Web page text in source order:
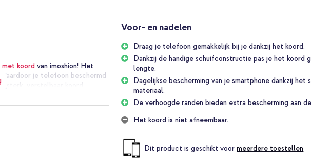
met koord van imoshion! Het
je telefoon beschermd
sterk, verstelbaar koord.
worden zonder in je huid te
Voor- en nadelen
Draag je telefoon gemakkelijk bij je dankzij het koord.
Dankzij de handige schuifconstructie pas je het koord
lengte.
Dagelijkse bescherming van je smartphone dankzij het
materiaal.
De verhoogde randen bieden extra bescherming aan
Het koord is niet afneembaar.
Dit product is geschikt voormeerdere toestellen